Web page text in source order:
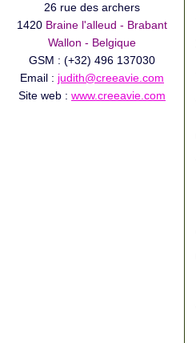
26 rue des archers
1420 Braine l'alleud - Brabant
Wallon - Belgique
GSM : (+32) 496 137030
Email : judith@creeavie.com
Site web : www.creeavie.com